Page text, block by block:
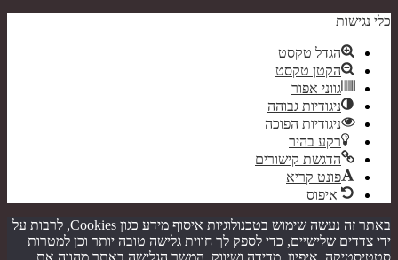
כלי נגישות
הגדל טקסט
הקטן טקסט
גווני אפור
ניגודיות גבוהה
ניגודיות הפוכה
רקע בהיר
הדגשת קישורים
פונט קריא
איפוס
באתר זה נעשה שימוש בטכנולוגיות איסוף מידע כגון Cookies, לרבות על
ידי צדדים שלישיים, כדי לספק לך חווית גלישה טובה יותר וכן למטרות
סטטיסטיקה, איפיון, מדידה ושיווק. המשך הגלישה באתר מהווה את